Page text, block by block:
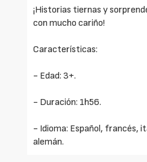
¡Historias tiernas y
con mucho cariño!
Características:
- Edad: 3+.
- Duración: 1h56.
- Idioma: Español, francés,
alemán.